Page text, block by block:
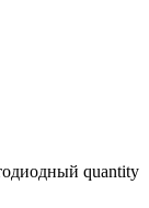
quantity